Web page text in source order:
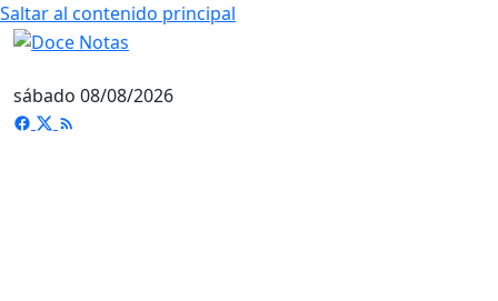
Saltar al contenido principal
sábado 08/08/2026